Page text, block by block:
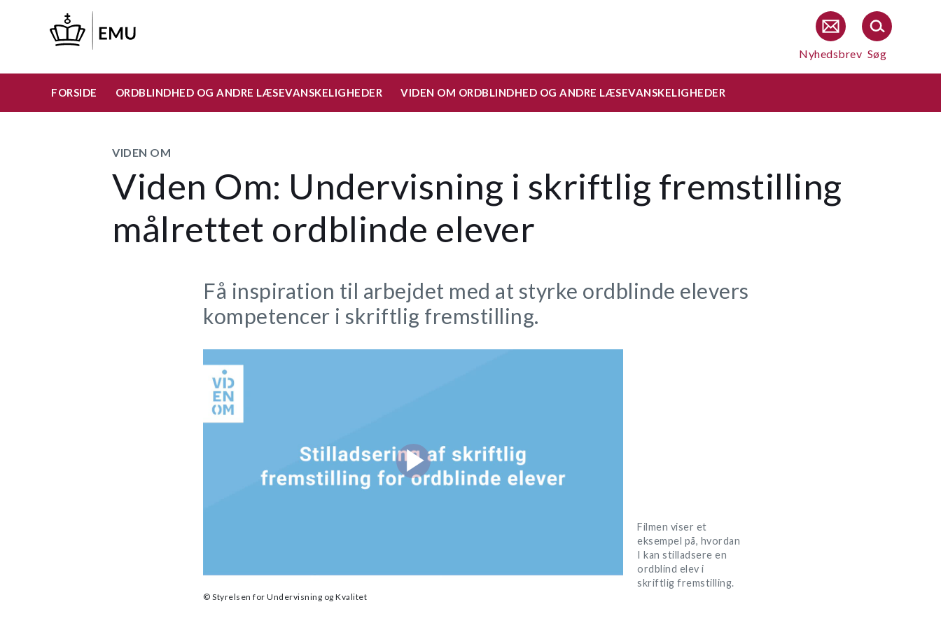
hovedindhold
Nyhedsbrev Søg
FORSIDE ORDBLINDHED OG ANDRE LÆSEVANSKELIGHEDER VIDEN OM ORDBLINDHED OG ANDRE LÆSEVANSKELIGHEDER
VIDEN OM
Viden Om: Undervisning i skriftlig fremstilling
målrettet ordblinde elever
Få inspiration til arbejdet med at styrke ordblinde elevers
kompetencer i skriftlig fremstilling.
© Styrelsen for Undervisning og Kvalitet
Filmen viser et
eksempel på, hvordan
I kan stilladsere en
ordblind elev i
skriftlig fremstilling.